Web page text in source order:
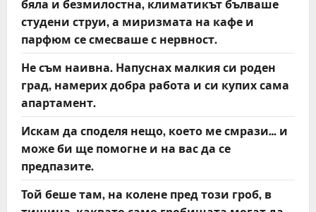
бяла и безмилостна, климатикът бълваше
студени струи, а миризмата на кафе и
парфюм се смесваше с нервност.
Не съм наивна. Напуснах малкия си роден
град, намерих добра работа и си купих сама
апартамент.
Искам да споделя нещо, което ме смрази… и
може би ще помогне и на вас да се
предпазите.
Той беше там, на колене пред този гроб, в